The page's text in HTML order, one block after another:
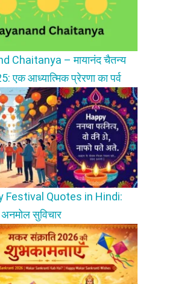
Chaitanya – मायानंद चैतन्य
एक आध्यात्मिक प्रेरणा का पर्व
Festival Quotes in Hindi:
अनमोल सुविचार